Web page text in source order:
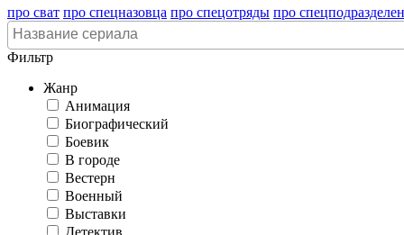
про сват про спецназовца про спецотряды про
Фильтр
Жанр
Анимация
Биографический
Боевик
В городе
Вестерн
Военный
Выставки
Детектив